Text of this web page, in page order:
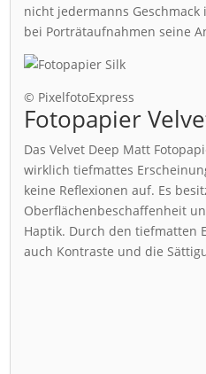
nicht jedermanns
bei Porträtaufnahmen seine
© PixelfotoExpress
Fotopapier
Das Velvet Deep Matt
wirklich tiefmattes
keine Reflexionen auf. Es
Oberflächenbeschaffenheit
Haptik. Durch den tiefmatten
auch Kontraste und die